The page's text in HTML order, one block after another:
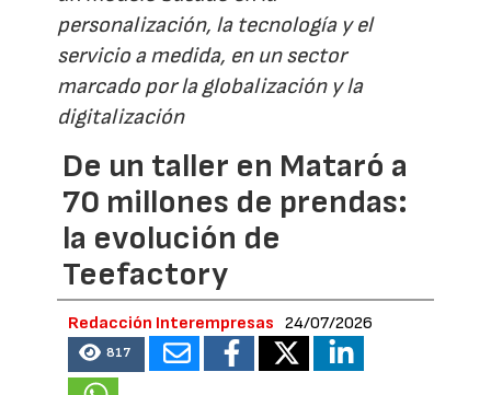
personalización, la tecnología y el
servicio a medida, en un sector
marcado por la globalización y la
digitalización
De un taller en Mataró a
70 millones de prendas:
la evolución de
Teefactory
Redacción Interempresas 24/07/2026
817